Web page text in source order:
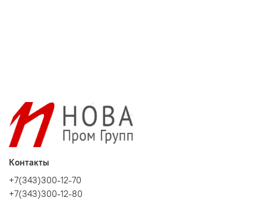
Контакты
+7(343)300-12-70
+7(343)300-12-80